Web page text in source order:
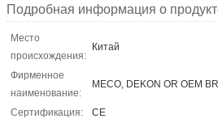
Подробная информация о
Место
происхождения:
Китай
Фирменное
наименование:
MECO, DEKON OR OEM
Сертификация:
CE